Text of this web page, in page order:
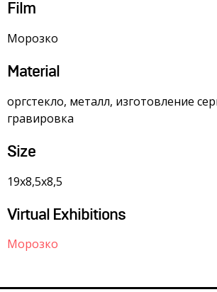
Film
Морозко
Material
оргстекло, металл, изготовление
гравировка
Size
19х8,5х8,5
Virtual Exhibitions
Морозко